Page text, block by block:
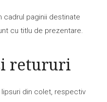
cadrul paginii destinate
cu titlu de prezentare.
retururi
din colet, respectiv